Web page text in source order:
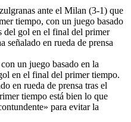
ante el Milan (3-1) que
tiempo, con un juego basado
del gol en el final del primer
señalado en rueda de prensa
un juego basado en la
en el final del primer tiempo.
en rueda de prensa tras el
tiempo está bien lo que
para evitar la